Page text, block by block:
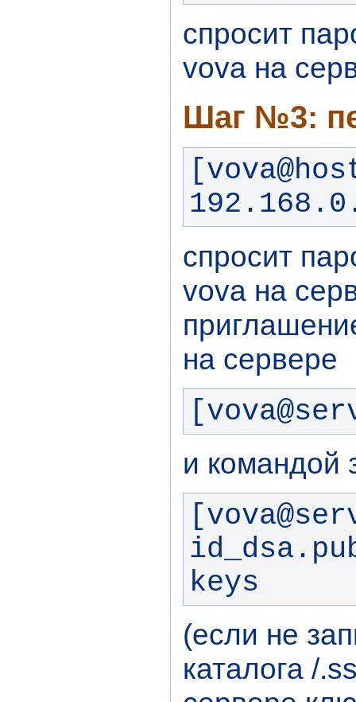
спросит
vova на
Шаг №3:
спросит
vova на
на сервере
и командой
keys
(если не
каталога /